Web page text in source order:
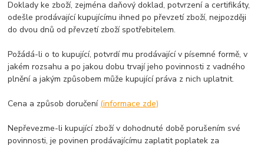
Doklady ke zboží, zejména daňový doklad, potvrzení a certifikáty,
odešle prodávající kupujícímu ihned po převzetí zboží, nejpozději
do dvou dnů od převzetí zboží spotřebitelem.
Požádá-li o to kupující, potvrdí mu prodávající v písemné formě, v
jakém rozsahu a po jakou dobu trvají jeho povinnosti z vadného
plnění a jakým způsobem může kupující práva z nich uplatnit.
Cena a způsob doručení (informace zde)
Nepřevezme-li kupující zboží v dohodnuté době porušením své
povinnosti, je povinen prodávajícímu zaplatit poplatek za